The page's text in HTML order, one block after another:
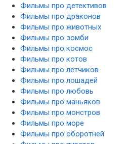
Фильмы про детективов
Фильмы про драконов
Фильмы про животных
Фильмы про зомби
Фильмы про космос
Фильмы про котов
Фильмы про летчиков
Фильмы про лошадей
Фильмы про любовь
Фильмы про маньяков
Фильмы про монстров
Фильмы про море
Фильмы про оборотней